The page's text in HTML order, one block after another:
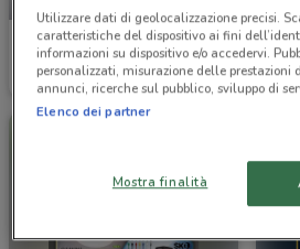
MediaWorld
Scade domenica 7.1 km
Utilizzare dati di geolocalizzazione precisi.
caratteristiche del dispositivo ai fini
informazioni su dispositivo e/o accedervi.
personalizzati, misurazione delle prestazioni
annunci, ricerche sul pubblico, sviluppo di
Elenco dei partner
Mostra finalità